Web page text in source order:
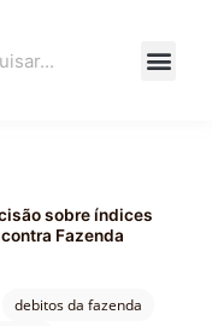
sobre índices
Fazenda
debitos da fazenda